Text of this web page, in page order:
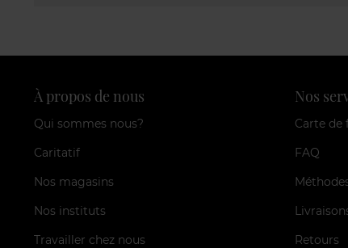
À propos de nous
Qui sommes nous?
Caritatif
Nos magasins
Nos instituts
Travailler chez nous
Nos
Carte de
FAQ
Retours